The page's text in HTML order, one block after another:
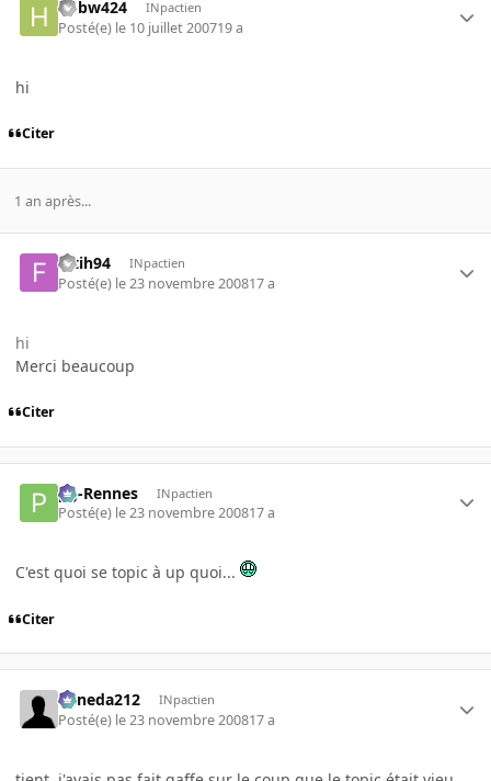
hbbw424 INpactien
Posté(e) le 10 juillet 200719 a
hi
Citer
1 an après...
fatih94 INpactien
Posté(e) le 23 novembre 200817 a
hi
Merci beaucoup
Citer
pg-Rennes INpactien
Posté(e) le 23 novembre 200817 a
C'est quoi se topic à up quoi...
Citer
keneda212 INpactien
Posté(e) le 23 novembre 200817 a